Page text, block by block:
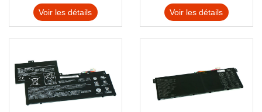
Voir les détails Voir les détails